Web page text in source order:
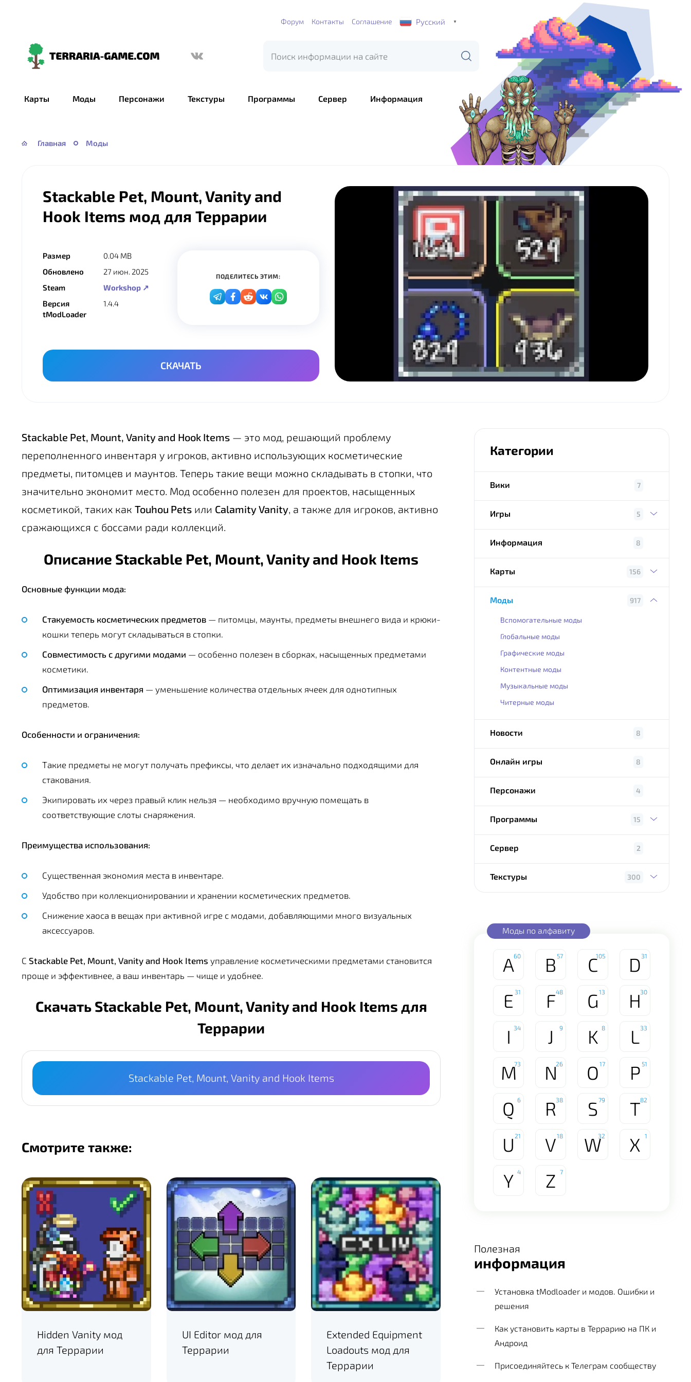
Форум Контакты Соглашение Русский ▼
Terraria-
Карты Моды Персонажи Текстуры Программы Сервер Информация
Главная Моды
Stackable Pet, Mount, Vanity and
Hook Items мод для Террарии
Размер
0.04 MB
Обновлено
27 июн. 2025
Steam
Workshop ↗
Версия
tModLoader
1.4.4
ПОДЕЛИТЕСЬ ЭТИМ:
СКАЧАТЬ
Stackable Pet, Mount, Vanity and Hook Items — это мод, решающий проблему
переполненного инвентаря у игроков, активно использующих косметические
предметы, питомцев и маунтов. Теперь такие вещи можно складывать в стопки, что
значительно экономит место. Мод особенно полезен для проектов, насыщенных
косметикой, таких как Touhou Pets или Calamity Vanity, а также для игроков, активно
сражающихся с боссами ради коллекций.
Описание Stackable Pet, Mount, Vanity and Hook Items
Основные функции мода:
Стакуемость косметических предметов — питомцы, маунты, предметы внешнего вида и крюки-
кошки теперь могут складываться в стопки.
Совместимость с другими модами — особенно полезен в сборках, насыщенных предметами
косметики.
Оптимизация инвентаря — уменьшение количества отдельных ячеек для однотипных
предметов.
Особенности и ограничения:
Такие предметы не могут получать префиксы, что делает их изначально подходящими для
стакования.
Экипировать их через правый клик нельзя — необходимо вручную помещать в
соответствующие слоты снаряжения.
Преимущества использования:
Существенная экономия места в инвентаре.
Удобство при коллекционировании и хранении косметических предметов.
Снижение хаоса в вещах при активной игре с модами, добавляющими много визуальных
аксессуаров.
С Stackable Pet, Mount, Vanity and Hook Items управление косметическими предметами становится
проще и эффективнее, а ваш инвентарь — чище и удобнее.
Скачать Stackable Pet, Mount, Vanity and Hook Items для
Террарии
Stackable Pet, Mount, Vanity and Hook Items
Смотрите также:
Hidden Vanity мод
для Террарии
UI Editor мод для
Террарии
Extended Equipment
Loadouts мод для
Террарии
Категории
Вики 7
Игры 5
Информация 8
Карты 156
Моды 917
Вспомогательные моды
Глобальные моды
Графические моды
Контентные моды
Музыкальные моды
Читерные моды
Новости 8
Онлайн игры 8
Персонажи 4
Программы 15
Сервер 2
Текстуры 300
Моды по алфавиту
A60 B 57 C105 D 31
E 31 F48 G 13 H30
I 34 J 9 K 8 L 33
M73 N26 O 17 P 51
Q 6 R38 S79 T82
U 21 V18 W32 X 1
Y 4 Z 7
Полезная
информация
Установка tModloader и модов. Ошибки и
решения
Как установить карты в Террарию на ПК и
Андроид
Присоединяйтесь к Телеграм сообществу